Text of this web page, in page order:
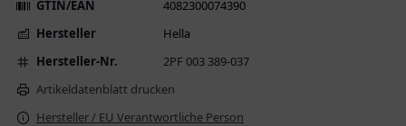
GTIN/EAN
4082300074390
Hersteller
Hella
Hersteller-Nr.
2PF 003 389-037
Artikeldatenblatt drucken
Hersteller / EU Verantwortliche Person